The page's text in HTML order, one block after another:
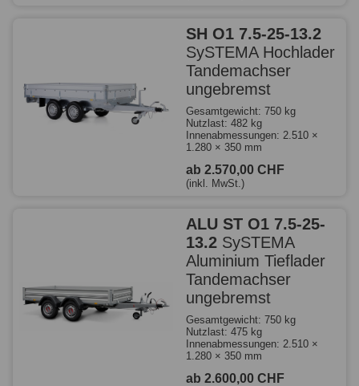
SH O1 7.5-25-13.2
SySTEMA Hochlader
Tandemachser
ungebremst
Gesamtgewicht: 750 kg
Nutzlast: 482 kg
Innenabmessungen: 2.510 ×
1.280 × 350 mm
ab 2.570,00 CHF
(inkl. MwSt.)
ALU ST O1 7.5-25-
13.2 SySTEMA
Aluminium Tieflader
Tandemachser
ungebremst
Gesamtgewicht: 750 kg
Nutzlast: 475 kg
Innenabmessungen: 2.510 ×
1.280 × 350 mm
ab 2.600,00 CHF